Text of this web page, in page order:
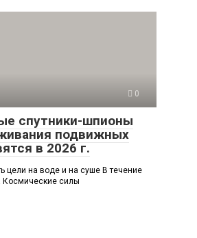
0
спутники-шпионы
подвижных
в 2026 г.
цели на воде и на суше В течение
Космические силы